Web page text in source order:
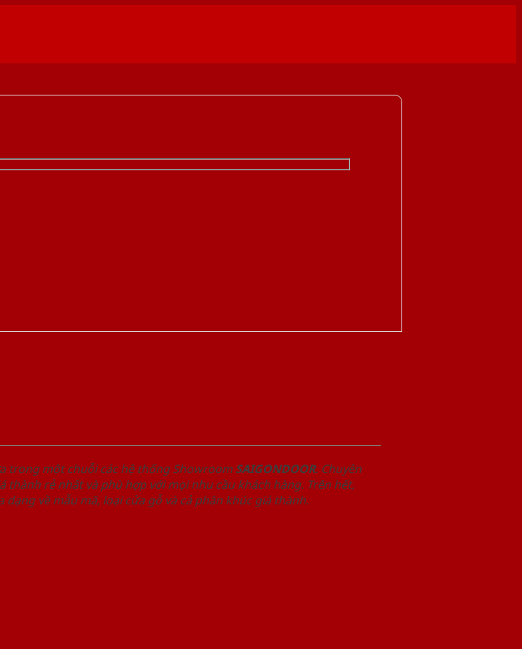
trong một chuỗi các hệ thống Showroom SAIGONDOOR. Chuyên
rẻ nhất và phù hợp với mọi nhu cầu khách hàng. Trên hết,
dạng về mẫu mã, loại cửa gỗ và cả phân khúc giá thành.